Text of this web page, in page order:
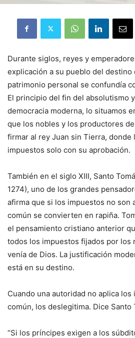
Durante siglos, reyes y
explicación a su pueblo del destino
patrimonio personal se confundía
El principio del fin del absolutismo
democracia moderna, lo situamos
que los nobles y los productores
firmar al rey Juan sin Tierra, donde
impuestos solo con su aprobación.
También en el siglo XIII, Santo
1274), uno de los grandes
afirma que si los impuestos no son
común se convierten en rapiña.
el pensamiento cristiano anterior
todos los impuestos fijados por los
venía de Dios. La justificación
está en su destino.
Cuando una autoridad no aplica los
común, los deslegitima. Dice Santo
“Si los príncipes exigen a los